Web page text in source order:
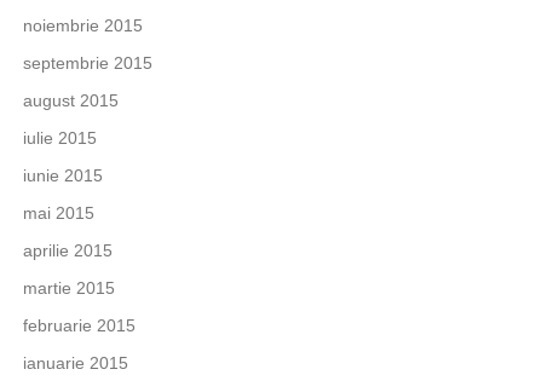
noiembrie 2015
septembrie 2015
august 2015
iulie 2015
iunie 2015
mai 2015
aprilie 2015
martie 2015
februarie 2015
ianuarie 2015